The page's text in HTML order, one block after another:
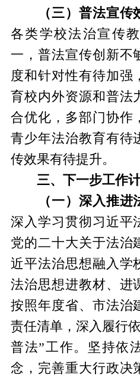
（三）普法宣
各类学校法治宣传
一，普法宣传创新不
度和针对性有待加强
育校内外资源和普法
合优化，多部门协作
青少年法治教育有待
传效果有待提升。
三、下一步工作
（一）深入推
深入学习贯彻习近平
党的二十大关于法治
近平法治思想融入学
法治思想进教材、进
按照年度省、市法治
责任清单，深入履行
普法”工作。坚持依
念，完善重大行政决